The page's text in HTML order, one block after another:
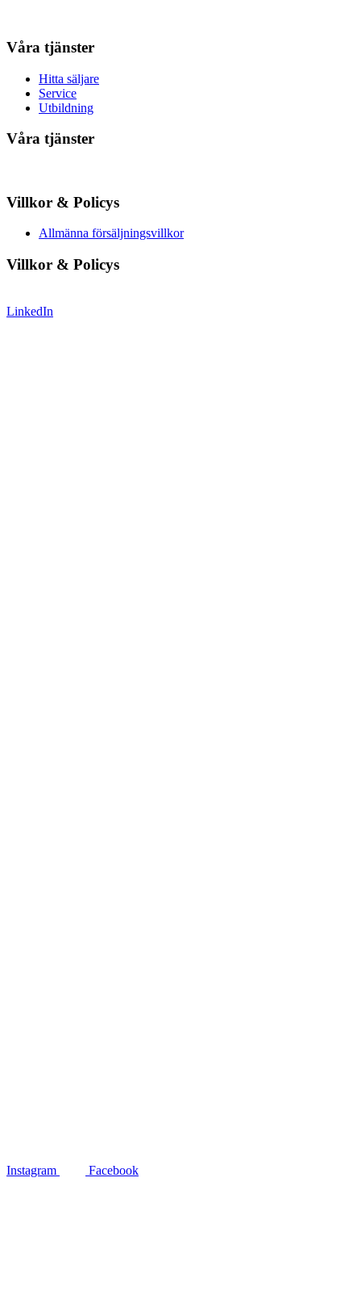
Våra tjänster
Hitta säljare
Service
Utbildning
Våra tjänster
Villkor & Policys
Allmänna försäljningsvillkor
Villkor & Policys
LinkedIn
Instagram Facebook